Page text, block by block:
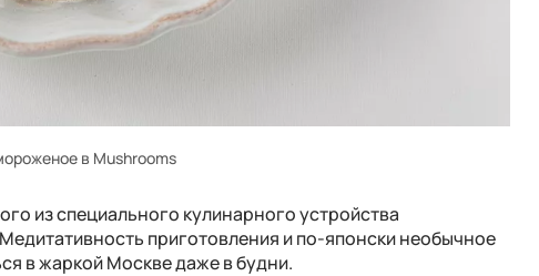
в Mushrooms
из специального кулинарного устройства
приготовления и по-японски необычное
в жаркой Москве даже в будни.